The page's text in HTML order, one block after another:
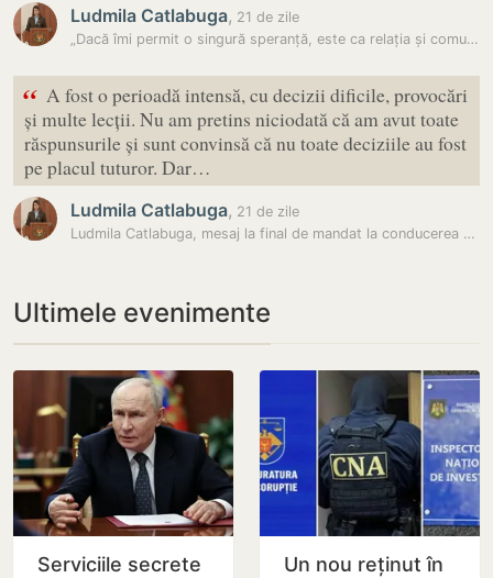
Ludmila Catlabuga, 21 de zile
„Dacă îmi permit o singură speranță, este ca relația și comunicarea…
“ A fost o perioadă intensă, cu decizii dificile, provocări
și multe lecții. Nu am pretins niciodată că am avut toate
răspunsurile și sunt convinsă că nu toate deciziile au fost
pe placul tuturor. Dar…
Ludmila Catlabuga, 21 de zile
Ludmila Catlabuga, mesaj la final de mandat la conducerea Ministerului…
Ultimele evenimente
Serviciile secrete
Un nou reținut în